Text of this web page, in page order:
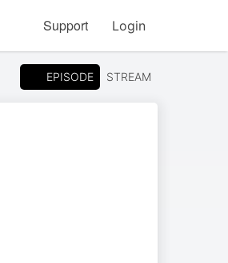
Support Login
EPISODE STREAM